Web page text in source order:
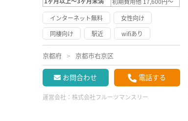
インターネット無料
女性向け
同棲向け
駅近 wifiあり
京都府 京都市右京区
お問合わせ 電話する
運営会社： 株式会社フルーツマンスリー